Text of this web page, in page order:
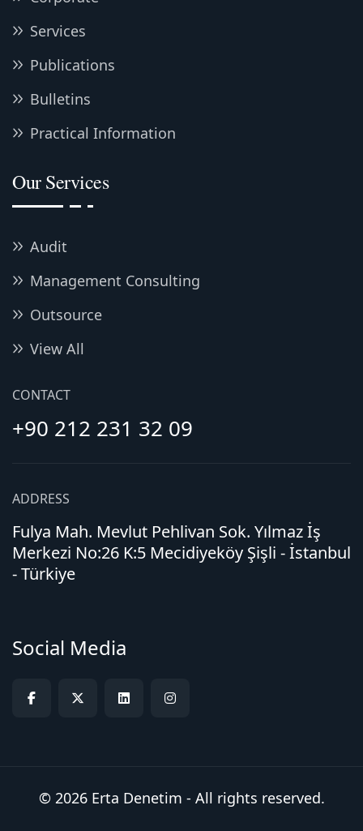
Services
Publications
Bulletins
Practical Information
Our Services
Audit
Management Consulting
Outsource
View All
CONTACT
+90 212 231 32 09
ADDRESS
Fulya Mah. Mevlut Pehlivan Sok. Yılmaz İş
Merkezi No:26 K:5 Mecidiyeköy Şişli - İstanbul
- Türkiye
Social Media
© 2026 Erta Denetim - All rights reserved.